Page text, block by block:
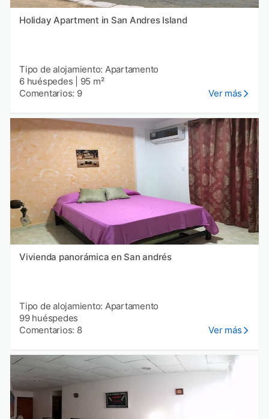
Holiday Apartment in San Andres Island
Tipo de alojamiento: Apartamento
6 huéspedes
95 m²
Comentarios: 9
Ver más
Vivienda panorámica en San andrés
Tipo de alojamiento: Apartamento
99 huéspedes
Comentarios: 8
Ver más